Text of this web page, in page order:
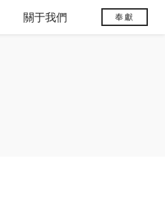
關于我們 奉獻